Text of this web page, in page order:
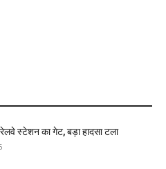
रेलवे स्टेशन का गेट, बड़ा हादसा टला